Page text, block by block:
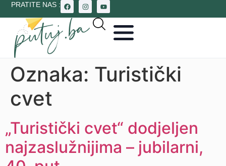
PRATITE NAS :
Oznaka: Turistički
cvet
„Turistički cvet“ dodjeljen
najzaslužnijima – jubilarni,